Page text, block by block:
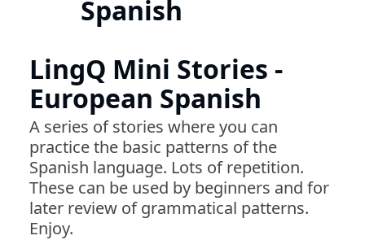
Spanish
LingQ Mini Stories -
European Spanish
A series of stories where you can
practice the basic patterns of the
Spanish language. Lots of repetition.
These can be used by beginners and for
later review of grammatical patterns.
Enjoy.